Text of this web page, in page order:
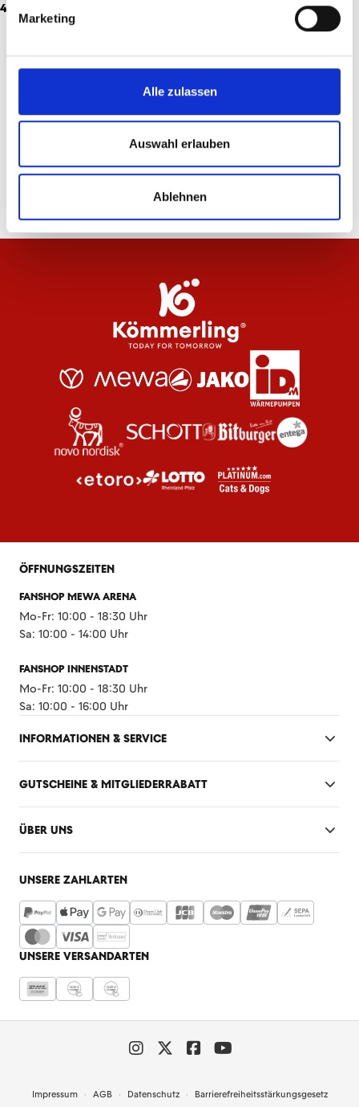
Marketing
Alle zulassen
Auswahl erlauben
Ablehnen
44,95 €
WEITERE PRODUKTE LADEN
ÖFFNUNGSZEITEN
FANSHOP MEWA ARENA
Mo-Fr: 10:00 - 18:30 Uhr
Sa: 10:00 - 14:00 Uhr
FANSHOP INNENSTADT
Mo-Fr: 10:00 - 18:30 Uhr
Sa: 10:00 - 16:00 Uhr
INFORMATIONEN & SERVICE
GUTSCHEINE & MITGLIEDERRABATT
ÜBER UNS
UNSERE ZAHLARTEN
UNSERE VERSANDARTEN
Impressum AGB Datenschutz Barrierefreiheitsstärkungsgesetz